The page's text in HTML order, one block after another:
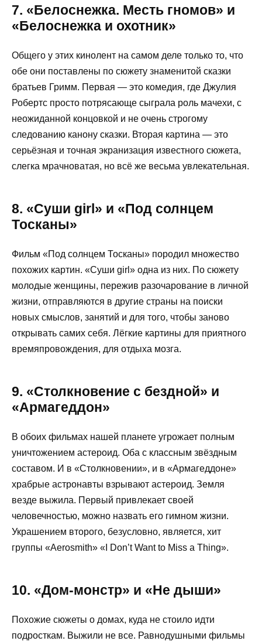
7. «Белоснежка. Месть гномов» и
«Белоснежка и охотник»
Общего у этих кинолент на самом деле только то, что
обе они поставлены по сюжету знаменитой сказки
братьев Гримм. Первая — это комедия, где Джулия
Робертс просто потрясающе сыграла роль мачехи, с
неожиданной концовкой и не очень строгому
следованию канону сказки. Вторая картина — это
серьёзная и точная экранизация известного сюжета,
слегка мрачноватая, но всё же весьма увлекательная.
8. «Суши girl» и «Под солнцем
Тосканы»
Фильм «Под солнцем Тосканы» породил множество
похожих картин. «Суши girl» одна из них. По сюжету
молодые женщины, пережив разочарование в личной
жизни, отправляются в другие страны на поиски
новых смыслов, занятий и для того, чтобы заново
открывать самих себя. Лёгкие картины для приятного
времяпровождения, для отдыха мозга.
9. «Столкновение с бездной» и
«Армагеддон»
В обоих фильмах нашей планете угрожает полным
уничтожением астероид. Оба с классным звёздным
составом. И в «Столкновении», и в «Армагеддоне»
храбрые астронавты взрывают астероид. Земля
везде выжила. Первый привлекает своей
человечностью, можно назвать его гимном жизни.
Украшением второго, безусловно, является, хит
группы «Aerosmith» «I Don’t Want to Miss a Thing».
10. «Дом-монстр» и «Не дыши»
Похожие сюжеты о домах, куда не стоило идти
подросткам. Выжили не все. Равнодушными фильмы